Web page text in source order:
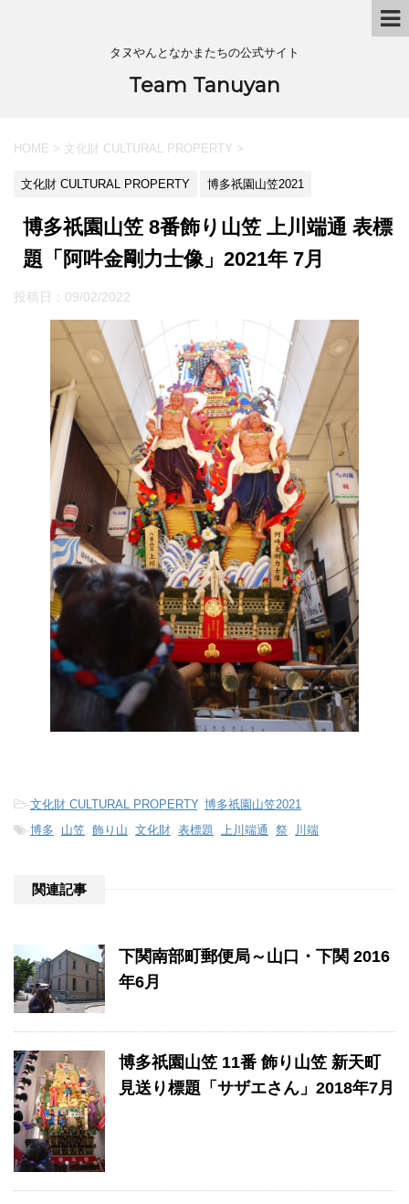
タヌやんとなかまたちの公式サイト
Team Tanuyan
HOME > 文化財 CULTURAL PROPERTY >
文化財 CULTURAL PROPERTY 博多祇園山笠2021
博多祇園山笠 8番飾り山笠 上川端通 表標
題「阿吽金剛力士像」2021年 7月
投稿日： 09/02/2022
-文化財 CULTURAL PROPERTY, 博多祇園山笠2021
-博多 山笠 飾り山 文化財 表標題 上川端通 祭 川端
関連記事
下関南部町郵便局～山口・下関 2016
年6月
博多祇園山笠 11番 飾り山笠 新天町
見送り標題「サザエさん」2018年7月